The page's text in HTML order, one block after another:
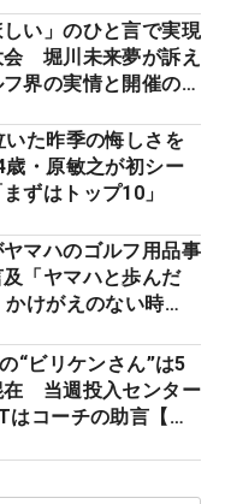
しい」のひと言で実現
会 堀川未来夢が訴え
界の実情と開催の舞
いた昨季の悔しさを
・原敏之が初シー
ずはトップ10」
マハのゴルフ用品事
「ヤマハと歩んだ
かけがえのない時
“ビリケンさん”は5
在 当週投入センター
はコーチの助言【勝